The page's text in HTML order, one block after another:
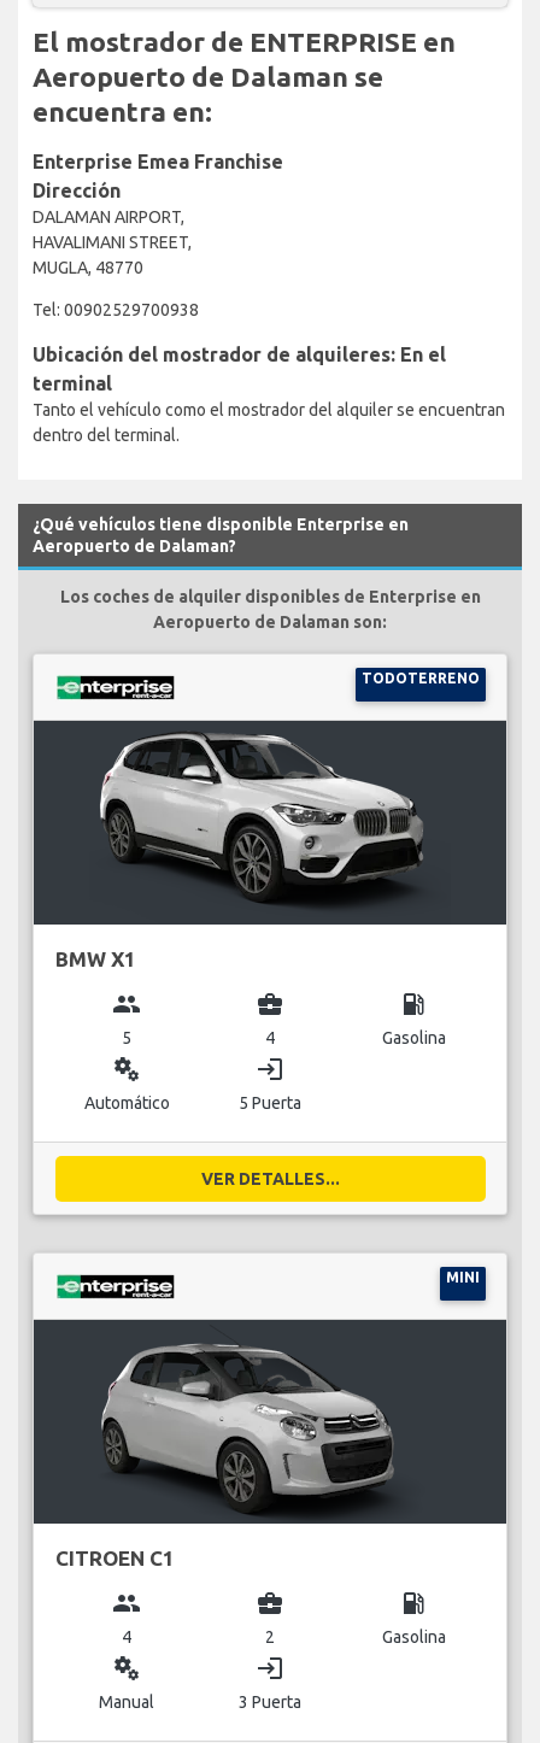
El mostrador de ENTERPRISE en
Aeropuerto de Dalaman se
encuentra en:
Enterprise Emea Franchise
Dirección
DALAMAN AIRPORT,
HAVALIMANI STREET,
MUGLA, 48770
Tel: 00902529700938
Ubicación del mostrador de alquileres: En el
terminal
Tanto el vehículo como el mostrador del alquiler se encuentran
dentro del terminal.
¿Qué vehículos tiene disponible Enterprise en
Aeropuerto de Dalaman?
Los coches de alquiler disponibles de Enterprise en
Aeropuerto de Dalaman son:
TODOTERRENO
BMW X1
group
5
business_center
4
local_gas_station
Gasolina
miscellaneous_services
Automático
login
5 Puerta
VER DETALLES...
MINI
CITROEN C1
group
4
business_center
2
local_gas_station
Gasolina
miscellaneous_services
Manual
login
3 Puerta